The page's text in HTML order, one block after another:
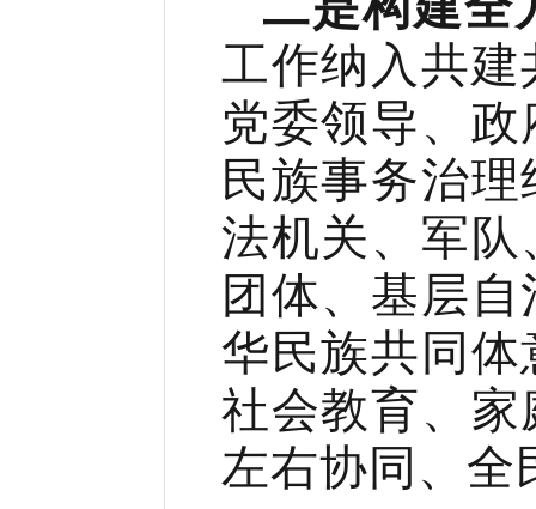
工作纳入共
党委领导、
民族事务治
法机关、军
团体、基层
华民族共同
社会教育、
左右协同、全